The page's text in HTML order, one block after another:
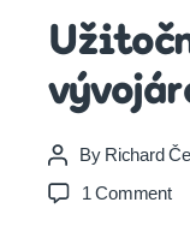
Post
author
By Richard
1 Commenton